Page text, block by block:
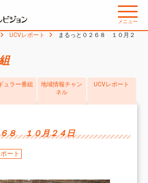
メニュー
UCVレポート
まるっと０２６８ １０月２
ュラー番組
地域情報チャン
ネル
UCVレポート
８ １０月２４日
ート